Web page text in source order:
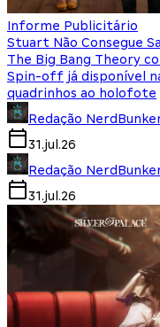
Informe Publicitário
Stuart Não Consegue
The Big Bang Theory
Spin-off já disponível
quadrinhos ao holofote
Redação
31.jul.26
Redação
31.jul.26